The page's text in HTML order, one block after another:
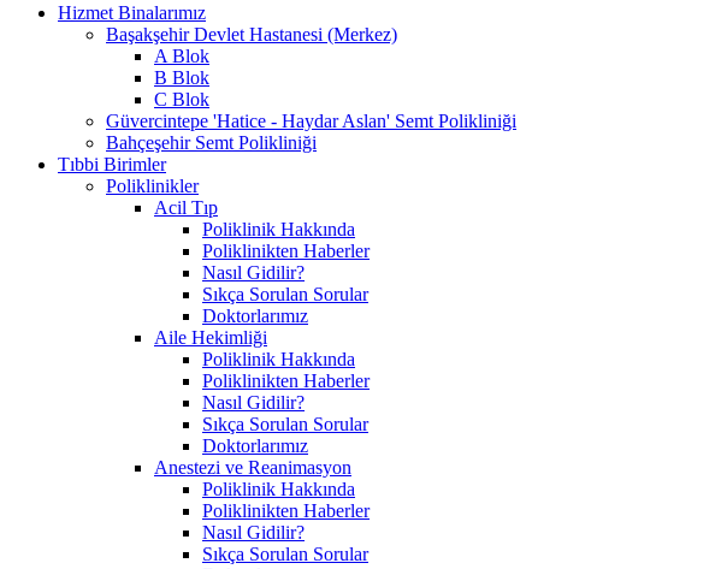
Hizmet Binalarımız
Başakşehir Devlet Hastanesi (Merkez)
A Blok
B Blok
C Blok
Güvercintepe 'Hatice - Haydar Aslan' Semt Polikliniği
Bahçeşehir Semt Polikliniği
Tıbbi Birimler
Poliklinikler
Acil Tıp
Poliklinik Hakkında
Poliklinikten Haberler
Nasıl Gidilir?
Sıkça Sorulan Sorular
Doktorlarımız
Aile Hekimliği
Poliklinik Hakkında
Poliklinikten Haberler
Nasıl Gidilir?
Sıkça Sorulan Sorular
Doktorlarımız
Anestezi ve Reanimasyon
Poliklinik Hakkında
Poliklinikten Haberler
Nasıl Gidilir?
Sıkça Sorulan Sorular